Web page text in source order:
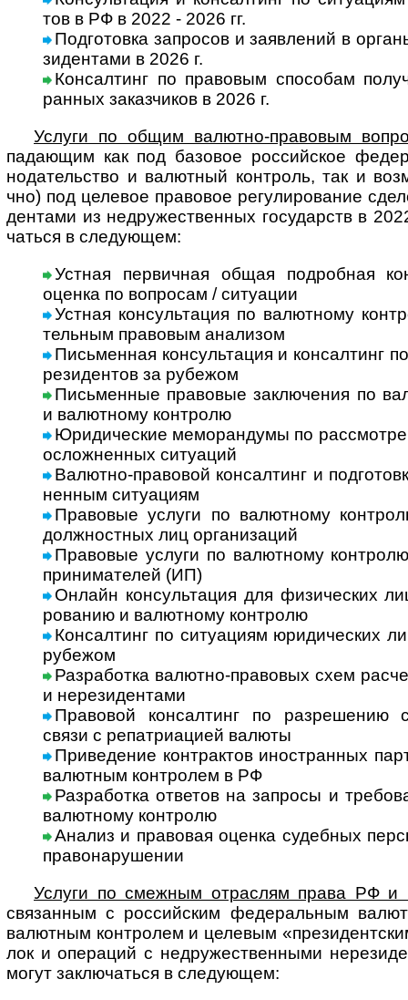
тов в РФ в 2022 - 2026 гг.
Подготовка запросов и заявлений в
зи­ден­тами в 2026 г.
Консалтинг по правовым способам
ран­ных заказ­чи­ков в 2026 г.
Услуги по общим валютно-правовым
пада­ю­щим как под базовое рос­сий­ское
нода­тель­ство и валют­ный конт­роль, так и
чно) под целе­вое пра­во­вое регу­ли­ро­ва­ние
ден­тами из недру­жест­вен­ных госу­дарств в
чаться в сле­дующем:
Устная первичная общая подробная
оценка по воп­ро­сам / ситу­ации
Устная консультация по валютному
тель­ным пра­во­вым ана­лизом
Письменная консультация и консалтинг
рези­ден­тов за рубежом
Письменные правовые заключения по
и валют­ному конт­ролю
Юридические меморандумы по
ослож­нен­ных ситу­аций
Валютно-правовой консалтинг и
нен­ным ситу­ациям
Правовые услуги по валютному
долж­ност­ных лиц орга­ни­заций
Правовые услуги по валютному
при­ни­ма­те­лей (ИП)
Онлайн консультация для физических
ро­ва­нию и валют­ному конт­ролю
Консалтинг по ситуациям юриди­чес­ких
рубе­жом
Разработка валютно-правовых схем
и нере­зи­ден­тами
Правовой консалтинг по разрешению
связи с репат­ри­а­цией валюты
Приведение контрактов иностранных
валют­ным кон­т­ро­лем в РФ
Разработка ответов на запросы и
валют­ному конт­ролю
Анализ и право­вая оценка судеб­ных
право­на­ру­шении
Услуги по смеж­ным отрас­лям права РФ и
свя­зан­ным с рос­сий­ским феде­раль­ным
валют­ным конт­ро­лем и целе­вым
лок и опе­ра­ций с недру­жест­вен­ными
могут заклю­ча­ться в сле­дующем: